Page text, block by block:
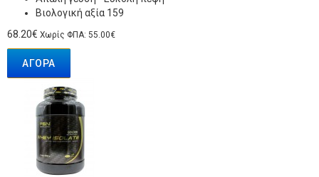
Βιολογική αξία 159
68.20€ Χωρίς ΦΠΑ: 55.00€
ΑΓΟΡΆ